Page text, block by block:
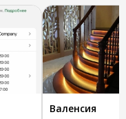
Валенсия